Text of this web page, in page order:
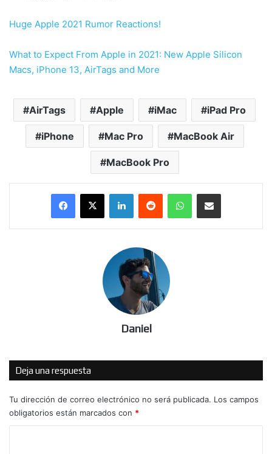
Huge Apple 2021 Rumor Reactions!
What to Expect From Apple in 2021: New Apple Silicon
Macs, iPhone 13, AirTags and More
AirTags Apple iMac iPad Pro
iPhone Mac Pro MacBook Air
MacBook Pro
LinkedInReddit WhatsAppCompartir por correo electrónico
Daniel
Deja una respuesta
Tu dirección de correo electrónico no será publicada. Los campos
obligatorios están marcados con *